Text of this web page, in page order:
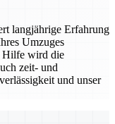
langjährige Erfahrung
Umzuges
Hilfe wird die
zeit- und
und unser